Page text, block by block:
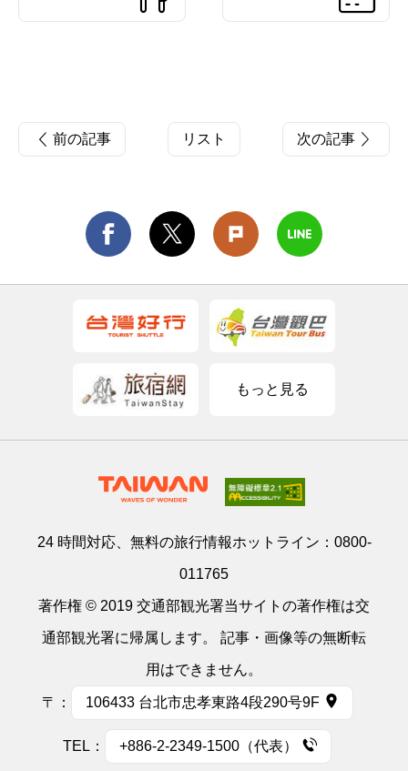
前の記事 リスト 次の記事
もっと見る
24 時間対応、無料の旅行情報ホットライン： 0800-
011765
著作権 © 2019 交通部観光署当サイトの著作権は交
通部観光署に帰属します。 記事・画像等の無断転
用はできません。
〒： 106433 台北市忠孝東路4段290号9F
TEL： +886-2-2349-1500（代表）